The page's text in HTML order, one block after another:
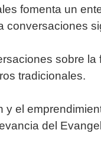
fomenta un
conversaciones
sobre la
tradicionales.
y el
del